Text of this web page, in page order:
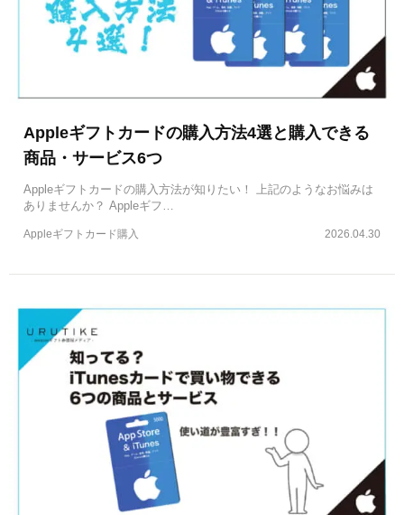
Appleギフトカードの購入方法4選と購入できる
商品・サービス6つ
Appleギフトカードの購入方法が知りたい！ 上記のようなお悩みは
ありませんか？ Appleギフ…
2026.04.30
Appleギフトカード購入